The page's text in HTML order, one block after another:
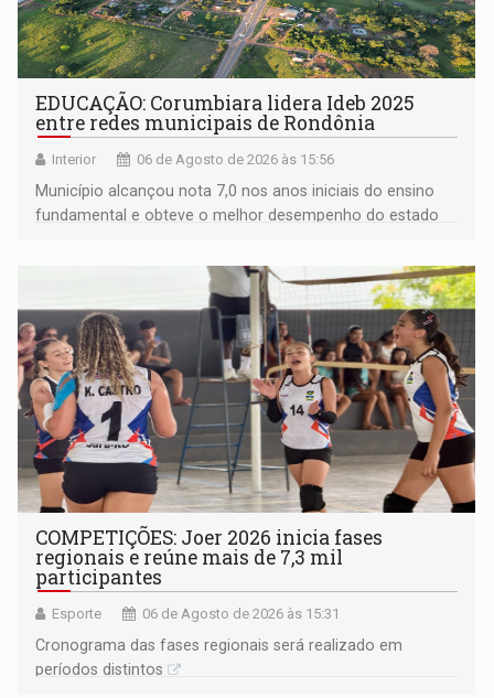
EDUCAÇÃO: Corumbiara lidera Ideb 2025
entre redes municipais de Rondônia
Interior 06 de Agosto de 2026 às 15:56
Município alcançou nota 7,0 nos anos iniciais do ensino
fundamental e obteve o melhor desempenho do estado
COMPETIÇÕES: Joer 2026 inicia fases
regionais e reúne mais de 7,3 mil
participantes
Esporte 06 de Agosto de 2026 às 15:31
Cronograma das fases regionais será realizado em
períodos distintos